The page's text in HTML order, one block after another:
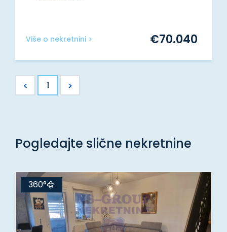
Više o nekretnini > €70.040
< 1 >
Pogledajte slične nekretnine
360°